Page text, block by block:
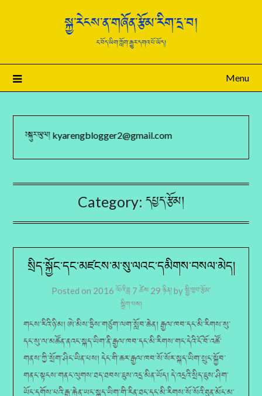
སྐྱ་རེངས་ན་གཞོན་རྩོམ་རིག་དྲ་བ།
ང་བོད་ཡིག་ཀློག་རྒྱུར་དགའ་པོ་ཡོད།
Menu
kyarengblogger2@gmail.com
Category: དཔྱད་རྩོམ།
སྲིད་སྐྱོང་དང་མཛངས་མ་སུ་ལའང་དམིགས་བསལ་མེད།
Posted on 2016 ལོའི་ཟླ 7 ཚེས 29 ཉིན།byསྤྱི་ཁྱབ་རྩོམ་
སྒྲིག་པས།
གངས་རིའི་ཉི་མ། ཨེ་མིས་ཏྲིས་གཙུག་ལག་སློབ་ཆེན། རྒྱལ་ཁབ་དང་མི་རིགས་སུ་
དང་སུ་ལ་མཚོན་ནའང་སྐད་ཡིག་ནི་རྒྱལ་ཁབ་དང་མི་རིགས་གང་དེའི་ངོ་བོ་འཚོ་
གནས་ཀྱི་སྲོག་ཤིང་ཡིན་པས། དེང་གི་ཆར་རྒྱལ་ཁབ་སོ་སོར་སྐད་ཡིག་སྲུང་སྐྱོབ་
གནང་སྟངས་གནང་ལུགས་ཐད་ཐབས་ཇུས་འདྲ་མིན་ཡོད། དེ་འདྲའི་སྲིད་ཇུས་ཤིག་
ཡོང་དགོས་པའི་རྒྱུ་རྐྱེན་ཡང་སྐད་ཡིག་གི་རིན་ཐང་དང་མི་རིགས་སོ་སོའི་ཐུན་མོང་མ་